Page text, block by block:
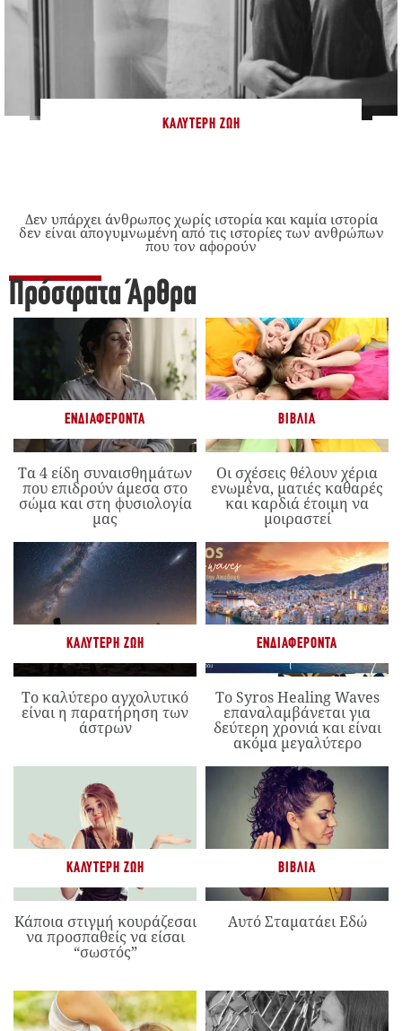
ΚΑΛΎΤΕΡΗ ΖΩΉ
Δεν υπάρχει άνθρωπος χωρίς ιστορία και καμία ιστορία
δεν είναι απογυμνωμένη από τις ιστορίες των ανθρώπων
που τον αφορούν
Πρόσφατα Άρθρα
ΕΝΔΙΑΦΈΡΟΝΤΑ
Τα 4 είδη συναισθημάτων
που επιδρούν άμεσα στο
σώμα και στη φυσιολογία
μας
ΒΙΒΛΊΑ
Οι σχέσεις θέλουν χέρια
ενωμένα, ματιές καθαρές
και καρδιά έτοιμη να
μοιραστεί
ΚΑΛΎΤΕΡΗ ΖΩΉ
Το καλύτερο αγχολυτικό
είναι η παρατήρηση των
άστρων
ΕΝΔΙΑΦΈΡΟΝΤΑ
Το Syros Healing Waves
επαναλαμβάνεται για
δεύτερη χρονιά και είναι
ακόμα μεγαλύτερο
ΚΑΛΎΤΕΡΗ ΖΩΉ
Κάποια στιγμή κουράζεσαι
να προσπαθείς να είσαι
“σωστός”
ΒΙΒΛΊΑ
Αυτό Σταματάει Εδώ